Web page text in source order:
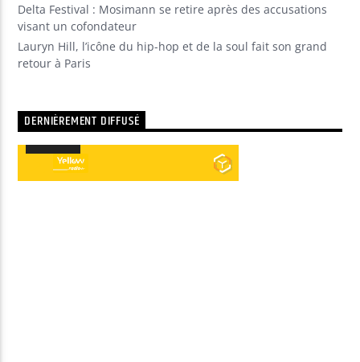
Delta Festival : Mosimann se retire après des accusations
visant un cofondateur
Lauryn Hill, l’icône du hip-hop et de la soul fait son grand
retour à Paris
DERNIÈREMENT DIFFUSÉ
Lecteur
audio